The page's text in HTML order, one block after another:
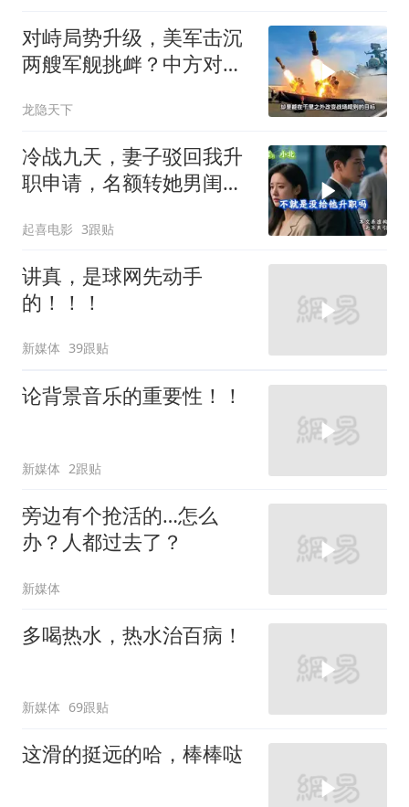
对峙局势升级，美军击沉
两艘军舰挑衅？中方对美
龙隐天下
冷战九天，妻子驳回我升
职申请，名额转她男闺
起喜电影 3跟贴
讲真，是球网先动手
的！！！
新媒体 39跟贴
论背景音乐的重要性！！
新媒体 2跟贴
旁边有个抢活的…怎么
办？人都过去了？
新媒体
多喝热水，热水治百病！
新媒体 69跟贴
这滑的挺远的哈，棒棒哒